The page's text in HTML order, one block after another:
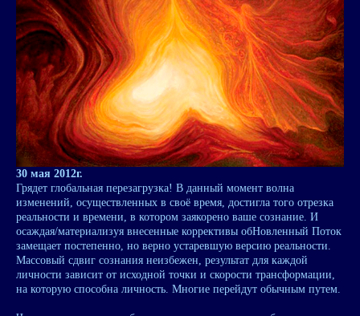
30 мая 2012г.
Грядет глобальная перезагрузка! В данный момент волна
изменений, осуществленных в своё время, достигла того отрезка
реальности и времени, в котором заякорено ваше сознание. И
осаждая/материализуя внесенные коррективы обНовленный Поток
замещает постепенно, но верно устаревшую версию реальности.
Массовый сдвиг сознания неизбежен, результат для каждой
личности зависит от исходной точки и скорости трансформации,
на которую способна личность. Многие перейдут обычным путем.